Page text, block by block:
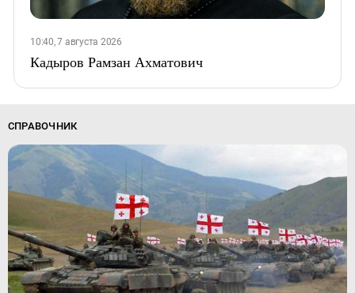
10:40, 7 августа 2026
Кадыров Рамзан Ахматович
СПРАВОЧНИК